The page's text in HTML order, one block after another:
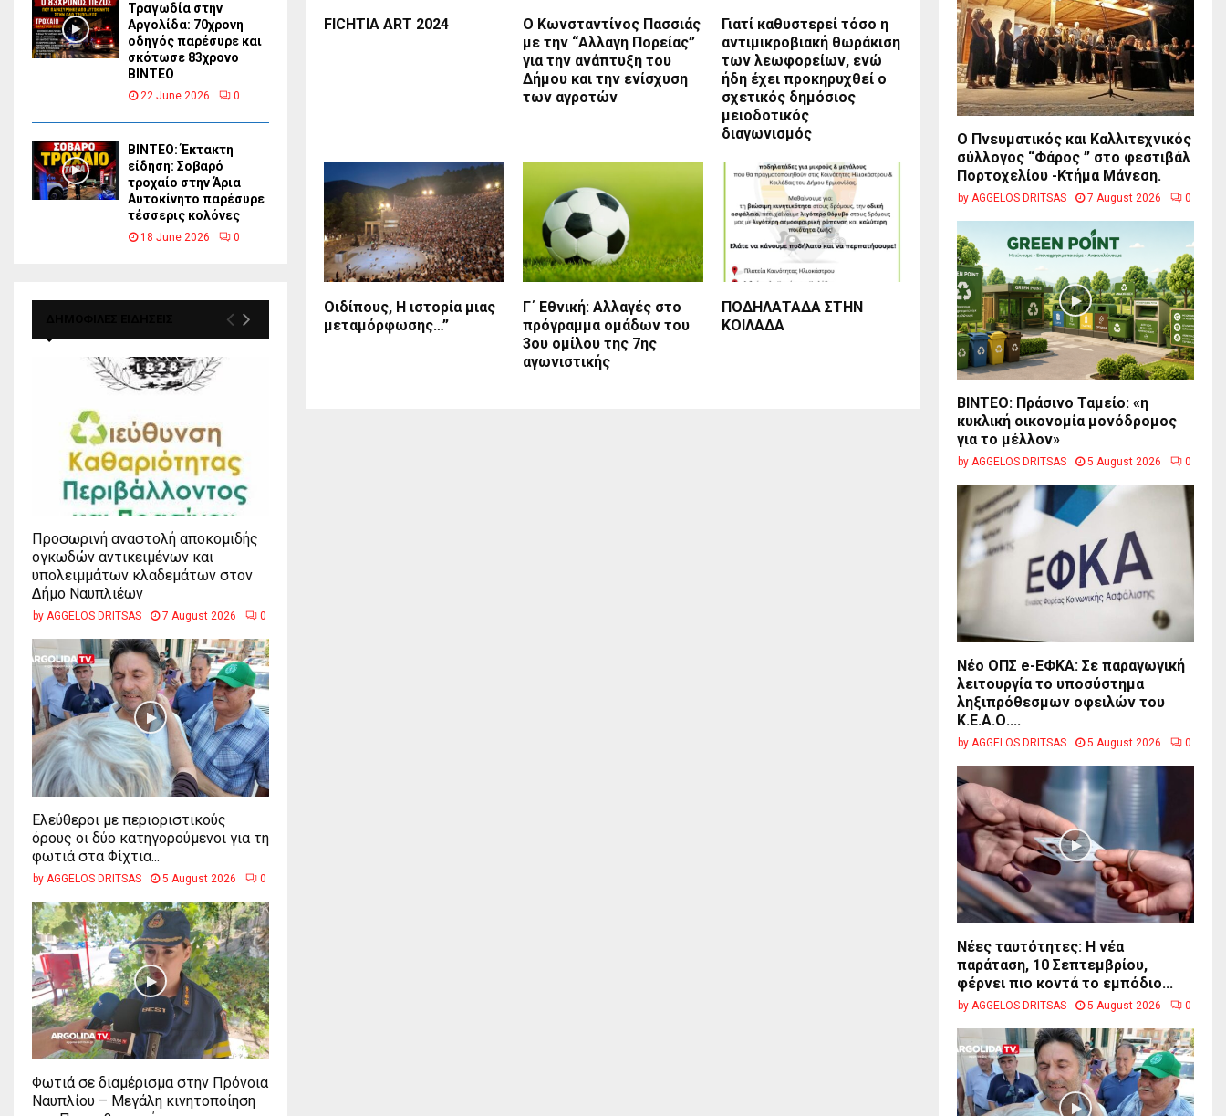
FICHTIA ART 2024
Ο Κωνσταντίνος Πασσιάς
με την “Αλλαγη Πορείας”
για την ανάπτυξη του
Δήμου και την ενίσχυση
των αγροτών
Γιατί καθυστερεί τόσο η
αντιμικροβιακή θωράκιση
των λεωφορείων, ενώ
ήδη έχει προκηρυχθεί ο
σχετικός δημόσιος
μειοδοτικός
διαγωνισμός
Οιδίπους, Η ιστορία μιας
μεταμόρφωσης…”
Γ΄ Εθνική: Αλλαγές στο
πρόγραμμα ομάδων του
3ου ομίλου της 7ης
αγωνιστικής
ΠΟΔΗΛΑΤΑΔΑ ΣΤΗΝ
ΚΟΙΛΑΔΑ
Τραγωδία στην
Αργολίδα: 70χρονη
οδηγός παρέσυρε και
σκότωσε 83χρονο
ΒΙΝΤΕΟ
22 June 2026 0
ΒΙΝΤΕΟ: Έκτακτη
είδηση: Σοβαρό
τροχαίο στην Άρια
Αυτοκίνητο παρέσυρε
τέσσερις κολόνες
18 June 2026 0
Προσωρινή αναστολή αποκομιδής
ογκωδών αντικειμένων και
υπολειμμάτων κλαδεμάτων στον
Δήμο Ναυπλιέων
by AGGELOS DRITSAS 7 August 2026 0
Ελεύθεροι με περιοριστικούς
όρους οι δύο κατηγορούμενοι για τη
φωτιά στα Φίχτια...
by AGGELOS DRITSAS 5 August 2026 0
Φωτιά σε διαμέρισμα στην Πρόνοια
Ναυπλίου – Μεγάλη κινητοποίηση
Ο Πνευματικός και Καλλιτεχνικός
σύλλογος “Φάρος ” στο φεστιβάλ
Πορτοχελίου -Κτήμα Μάνεση.
by AGGELOS DRITSAS 7 August 2026 0
BINTEO: Πράσινο Ταμείο: «η
κυκλική οικονομία μονόδρομος
για το μέλλον»
by AGGELOS DRITSAS 5 August 2026 0
Νέο ΟΠΣ e-ΕΦΚΑ: Σε παραγωγική
λειτουργία το υποσύστημα
ληξιπρόθεσμων οφειλών του
Κ.Ε.Α.Ο....
by AGGELOS DRITSAS 5 August 2026 0
Νέες ταυτότητες: Η νέα
παράταση, 10 Σεπτεμβρίου,
φέρνει πιο κοντά το εμπόδιο...
by AGGELOS DRITSAS 5 August 2026 0